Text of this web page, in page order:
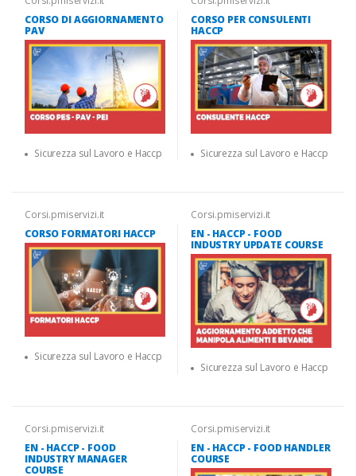
CORSO DI AGGIORNAMENTO
PAV
Sicurezza sul Lavoro e Haccp
CORSO PER CONSULENTI
HACCP
Sicurezza sul Lavoro e Haccp
Corsi.pmiservizi.it
CORSO FORMATORI HACCP
Sicurezza sul Lavoro e Haccp
Corsi.pmiservizi.it
EN - HACCP - FOOD
INDUSTRY UPDATE COURSE
Sicurezza sul Lavoro e Haccp
Corsi.pmiservizi.it
EN - HACCP - FOOD
INDUSTRY MANAGER
COURSE
Corsi.pmiservizi.it
EN - HACCP - FOOD HANDLER
COURSE